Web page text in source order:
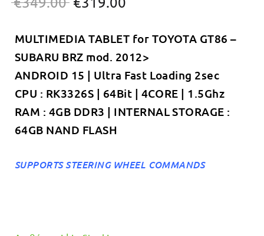
was:
€349.00.
τιμή
είναι:
€319.00.
MULTIMEDIA TABLET for TOYOTA GT86 –
SUBARU BRZ mod. 2012>
ANDROID 15 | Ultra Fast Loading 2sec
CPU : RK3326S | 64Bit | 4CORE | 1.5Ghz
RAM : 4GB DDR3 | INTERNAL STORAGE :
64GB NAND FLASH
SUPPORTS STEERING WHEEL COMMANDS